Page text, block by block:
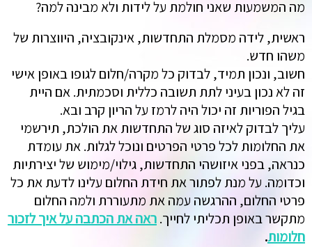
מה המשמעות שאני חולמת על לידות ולא מבינה למה?
ראשית, לידה מסמלת התחדשות, אינקובציה, היווצרות של
משהו חדש.
חשוב, ונכון תמיד, לבדוק כל מקרה/חלום לגופו באופן אישי
זה לא נכון בעיני לתת תשובה כללית וסכמתית. אם היית
בגיל הפוריות זה יכול היה לרמז על הריון קרב ובא.
עליך לבדוק לאיזה סוג של התחדשות את הולכת, תירשמי
את החלומות לכל פרטי הפרטים ונוכל לגלות. את עומדת
כנראה, בפני איזושהי התחדשות, גילוי/מימוש של יצירתיות
וכדומה. על מנת לפתור את חידת החלום עלינו לדעת את כל
פרטי החלום, ההרגשה עמה את מתעוררת ולמה החלום
מתקשר באופן תכליתי לחייך.ראה את הכתבה על איך לזכור
חלומות.